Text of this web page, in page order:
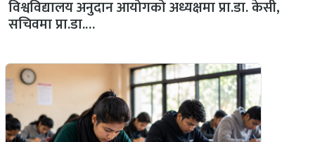
विश्वविद्यालय अनुदान आयोगको अध्यक्षमा प्रा.डा. केसी,
सचिवमा प्रा.डा.…